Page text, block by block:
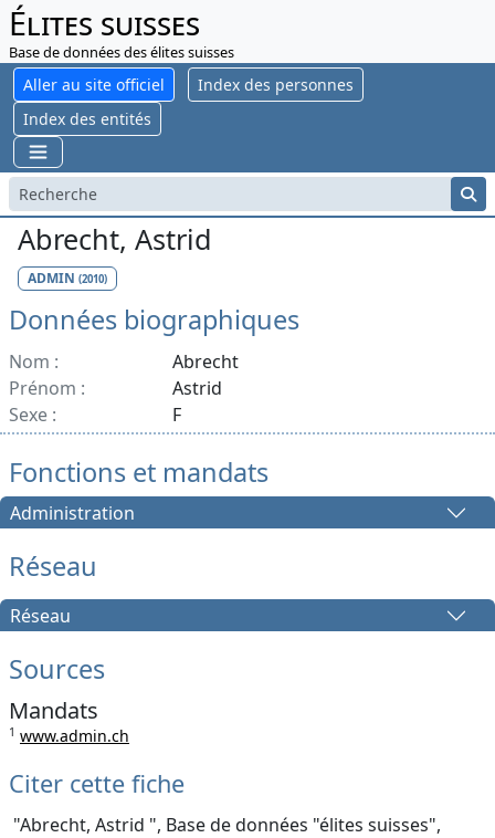
Élites suisses
Base de données des élites suisses
Aller au site officiel
Index des personnes
Index des entités
Abrecht, Astrid
ADMIN (2010)
Données biographiques
Nom :
Abrecht
Prénom :
Astrid
Sexe :
F
Fonctions et mandats
Administration
Réseau
Réseau
Sources
Mandats
1 www.admin.ch
Citer cette fiche
"Abrecht, Astrid ", Base de données "élites suisses",